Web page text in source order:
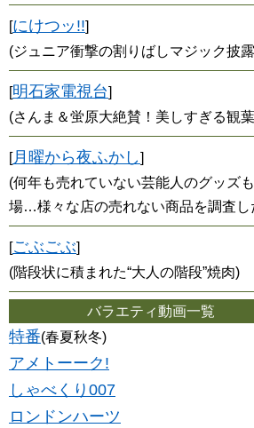
[にけつッ!!]
(ジュニア衝撃の割りばしマジック披
[明石家電視台]
(さんま＆蛍原大絶賛！美しすぎる観
[月曜から夜ふかし]
(何年も売れていない芸能人のグッズ
場…様々な店の売れない商品を調査し
[ごぶごぶ]
(階段状に積まれた“大人の階段”焼肉)
バラエティ動画一覧
特番(春夏秋冬)
アメトーーク!
しゃべくり007
ロンドンハーツ